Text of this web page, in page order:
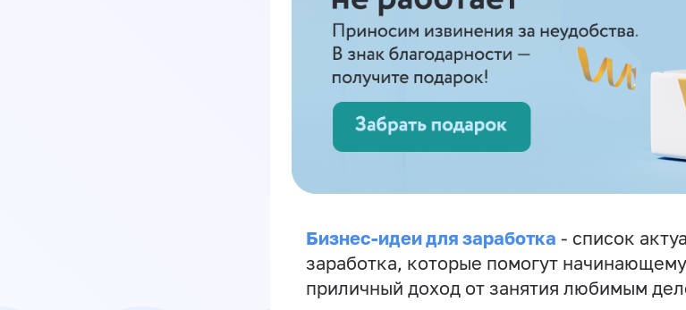
Бизнес-идеи для заработка - список
заработка, которые помогут
приличный доход от занятия любимым